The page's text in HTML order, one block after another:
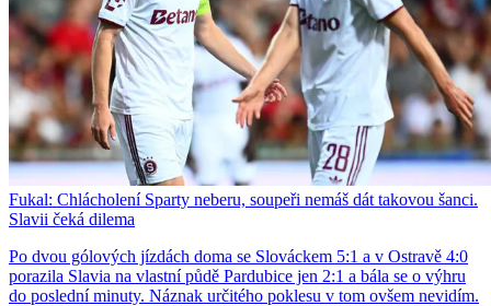
Fukal: Chlácholení Sparty neberu, soupeři nemáš dát takovou šanci.
Slavii čeká dilema
Po dvou gólových jízdách doma se Slováckem 5:1 a v Ostravě 4:0
porazila Slavia na vlastní půdě Pardubice jen 2:1 a bála se o výhru
do poslední minuty. Náznak určitého poklesu v tom ovšem nevidím.